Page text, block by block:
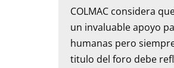
COLMAC considera
un invaluable apoyo
humanas pero
titulo del foro debe